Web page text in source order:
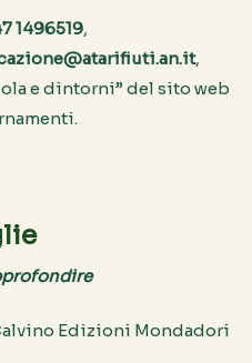
1496519,
,
e dintorni” del sito web
Edizioni Mondadori